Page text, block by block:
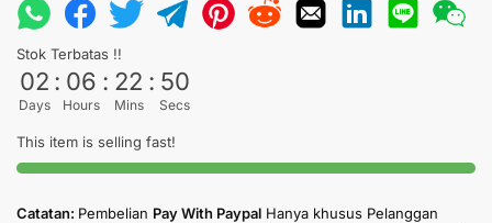
Stok Terbatas !!
02
Days
: 06
Hours
: 22
Mins
: 49
Secs
This item is selling fast!
Catatan: Pembelian Pay With Paypal Hanya khusus Pelanggan